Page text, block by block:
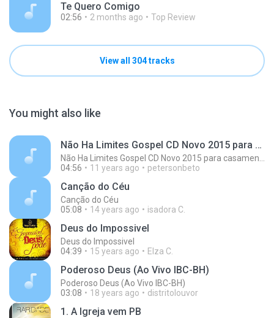
Te Quero Comigo
02:56 2 months ago Top Review
View all 304 tracks
You might also like
Não Ha Limites Gospel CD Novo 2015 para casamento casal musica romantica
04:56
11 years ago petersonbeto
Canção do Céu
Canção do Céu
05:08
14 years ago isadora C.
Deus do Impossivel
Deus do Impossivel
04:39
15 years ago Elza C.
Poderoso Deus (Ao Vivo IBC-BH)
Poderoso Deus (Ao Vivo IBC-BH)
03:08
18 years ago distritolouvor
1. A Igreja vem PB